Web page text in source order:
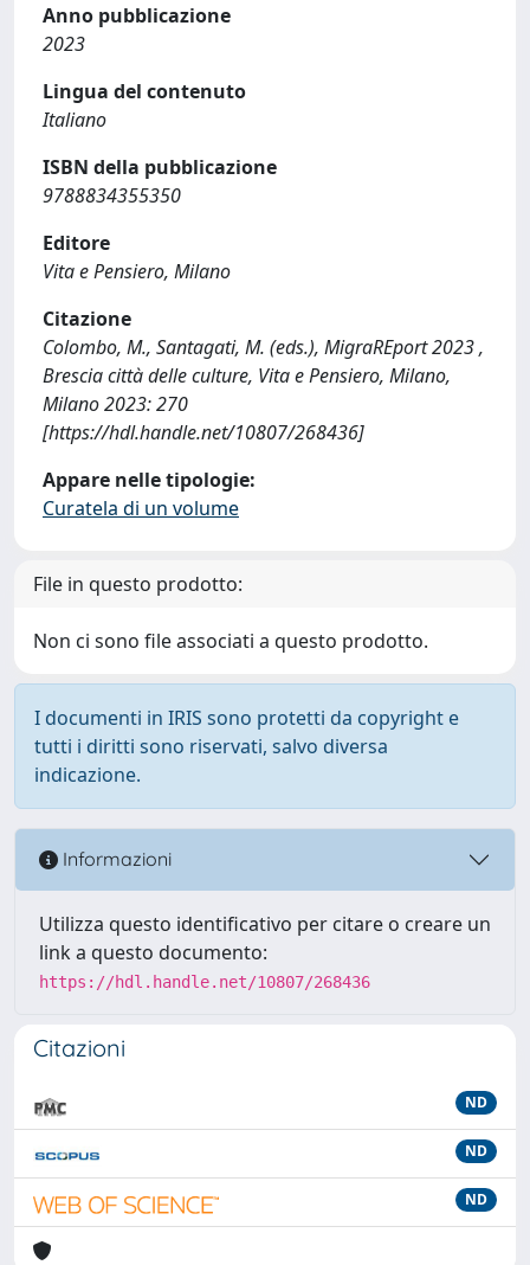
Anno pubblicazione
2023
Lingua del contenuto
Italiano
ISBN della pubblicazione
9788834355350
Editore
Vita e Pensiero, Milano
Citazione
Colombo, M., Santagati, M. (eds.), MigraREport 2023 ,
Brescia città delle culture, Vita e Pensiero, Milano,
Milano 2023: 270
[https://hdl.handle.net/10807/268436]
Appare nelle tipologie:
Curatela di un volume
File in questo prodotto:
Non ci sono file associati a questo prodotto.
I documenti in IRIS sono protetti da copyright e
tutti i diritti sono riservati, salvo diversa
indicazione.
Informazioni
Utilizza questo identificativo per citare o creare un
link a questo documento:
https://hdl.handle.net/10807/268436
Citazioni
ND
ND
ND